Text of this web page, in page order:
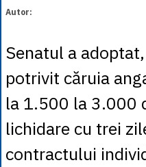
Autor:
Senatul a
potrivit căruia
la 1.500 la 3.000
lichidare cu trei
contractului